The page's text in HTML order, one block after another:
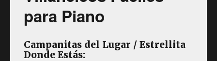
para Piano
Campanitas del Lugar / Estrellita
Donde Estás: